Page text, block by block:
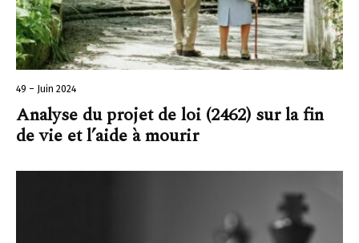
49 – Juin 2024
Analyse du projet de loi (2462) sur la fin
de vie et l’aide à mourir